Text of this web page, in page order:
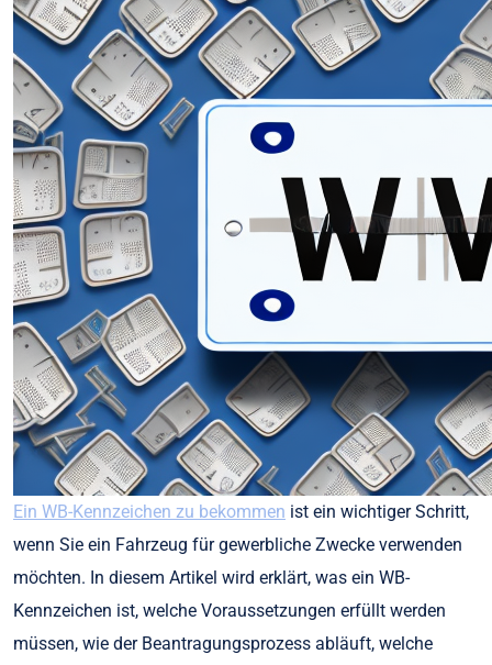
Ein WB-Kennzeichen zu bekommen ist ein wichtiger Schritt,
wenn Sie ein Fahrzeug für gewerbliche Zwecke verwenden
möchten. In diesem Artikel wird erklärt, was ein WB-
Kennzeichen ist, welche Voraussetzungen erfüllt werden
müssen, wie der Beantragungsprozess abläuft, welche